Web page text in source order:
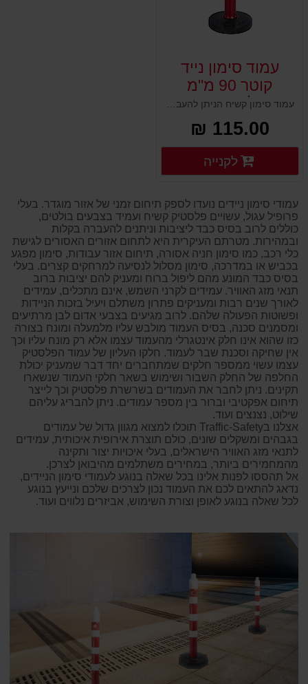
עמוד סימון נייד
קוטר 90 מ"מ
משקולת בסיס גומי
עמוד סימון קשיח הניתן להעברה ומיקום מחדש בקלות. כולל משקולת יציקת גומי. נועד לסמן מפגעים ולהרחיק תנועת כלי רכב מאזורי סכנה. פסי מחזירי אור לבנים להבלטה בחשיכה. העמוד כולל חור בחלקו העליון להתקנת שרשרת, בסיס הגומי עמיד בפני דריסת כלי רכב.
115.00 ₪
פרטים נוספים
לקנייה
עמודי סימון ניידים נועדו לספק תיחום זמני של אזור מוגדר. בעלי
פרופיל עגול, עשויים פלסטיק קשיח ועמיד בצבעים בולטים,
כוללים לרוב בסיס כבד ליציבות וניתנים להעברה בקלות
ובמהירות. מטרתם העיקרית היא לתחום אזורים האסורים לגישת
כלי רכב, כמו סימון חניה אסורה, תיחום אזור עבודות, סימון מפגע
בכביש או במדרכה, סימון מסלול לנסיעה למרחקים קצרים. בעלי
בסיס כבד המונע מהם ליפול ברוח ומעניק להם יציבות ברוב
תנאי מזג האוויר. עמידים לקרני השמש, אינם מתכלים, עמידים
לאורך שנים רבות ומעניקים פתרון משתלם ויעיל בזכות הניידות
ופשוטות הפעולה שלהם. לרוב מגיעים בצבעי אדום לבן מרתיעים
ומסמנים סכנה, בסיס העמוד מולבש עליו מלמעלה ומונח בצורה
כזו שהוא אינו חלק אינטגרלי מהעמוד עצמו אלא רק מונח עליו וכך
אין שחיקה וסכנת שבר לעמוד. חלקו העליון של עמוד הפלסטיק
עצמו עשוי ממספר חלקים שמתחברים יחד דבר שמעניק יכולת
החלפה של החלק השבור ושימוש בשאר חלקי העמוד שנשארו
תקינים. ניתן לחבר את העמודים בשרשרת פלסטיק וכך לייצר
תיחום אפקטיבי וברור בין מספר עמודים. ניתן להבריג עליהם
שילוט, נצנצים ועוד.
אצלנו בTraffic-Safety תוכלו למצוא מגוון גדול של עמודים
בגבהים ומשקלים שונים, כולם תוצרת אירופית איכותית, עמידים
לתנאי מזג האוויר הישראלים, בעלי איכויות יצור ותקינה
מהמחמירים ביותר, במחירים משתלמים מהיבואן לצרכן.
אל תהססו לפנות אלינו בכל שאלה בנוגע לעמודי סימון הניידים,
נדאג להתאים לכם את העמוד נכון לצרכים שלכם ונייעץ בנוגע
לכל שאלה בנוגע לאופן וצורת השימוש, אביזרים נלווים ועוד.